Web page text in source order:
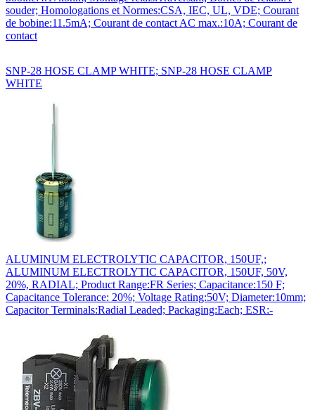
souder; Homologations et Normes:CSA, IEC, UL, VDE; Courant
de bobine:11.5mA; Courant de contact AC max.:10A; Courant de
contact
SNP-28 HOSE CLAMP WHITE; SNP-28 HOSE CLAMP
WHITE
ALUMINUM ELECTROLYTIC CAPACITOR, 150UF,;
ALUMINUM ELECTROLYTIC CAPACITOR, 150UF, 50V,
20%, RADIAL; Product Range:FR Series; Capacitance:150 F;
Capacitance Tolerance: 20%; Voltage Rating:50V; Diameter:10mm;
Capacitor Terminals:Radial Leaded; Packaging:Each; ESR:-